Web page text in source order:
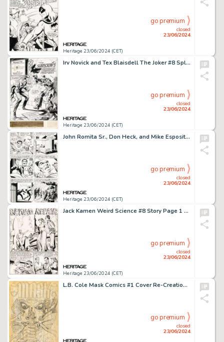
Heritage 23/06/2024 (CET)
closed
23/06/2024
go premium
Irv Novick and Tex Blaisdell The Joker #8 Splash Page 1 Original Art (DC, 1976).
Heritage 23/06/2024 (CET)
closed
23/06/2024
go premium
John Romita Sr., Don Heck, and Mike Esposito (as Mickey Demeo) The Amazing Spider-Man #63 Story Page 12 Original Art (Marvel, 1968).
Heritage 23/06/2024 (CET)
closed
23/06/2024
go premium
Jack Kamen Weird Science #8 Story Page 1 Original Art (EC, 1951).
Heritage 23/06/2024 (CET)
closed
23/06/2024
go premium
L.B. Cole Mask Comics #1 Cover Re-Creation Preliminary Original Art (c. 1980s).
closed
23/06/2024
go premium